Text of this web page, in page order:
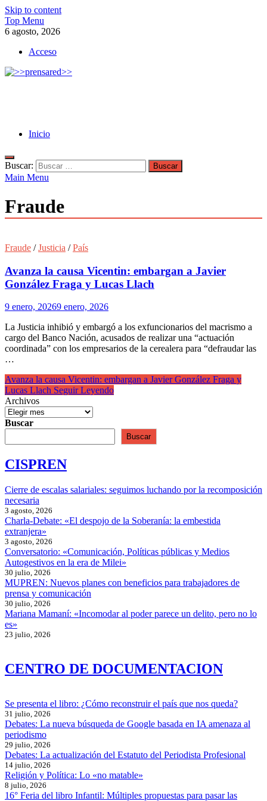
Skip to content
Top Menu
6 agosto, 2026
Acceso
Inicio
Buscar:
Main Menu
Fraude
Fraude /Justicia /País
Avanza la causa Vicentin: embargan a Javier
González Fraga y Lucas Llach
9 enero, 20269 enero, 2026
La Justicia inhibió y embargó a los exfuncionarios del macrismo a
cargo del Banco Nación, acusados de realizar una “actuación
coordinada” con los empresarios de la cerealera para “defraudar las
…
Avanza la causa Vicentin: embargan a Javier González Fraga y
Lucas Llach Seguir Leyendo
Archivos
Buscar
Buscar
CISPREN
Cierre de escalas salariales: seguimos luchando por la recomposición
necesaria
3 agosto, 2026
Charla-Debate: «El despojo de la Soberanía: la embestida
extranjera»
3 agosto, 2026
Conversatorio: «Comunicación, Políticas públicas y Medios
Autogestivos en la era de Milei»
30 julio, 2026
MUPREN: Nuevos planes con beneficios para trabajadores de
prensa y comunicación
30 julio, 2026
Mariana Mamaní: «Incomodar al poder parece un delito, pero no lo
es»
23 julio, 2026
CENTRO DE DOCUMENTACION
Se presenta el libro: ¿Cómo reconstruir el país que nos queda?
31 julio, 2026
Debates: La nueva búsqueda de Google basada en IA amenaza al
periodismo
29 julio, 2026
Debates: La actualización del Estatuto del Periodista Profesional
14 julio, 2026
Religión y Política: Lo «no matable»
8 julio, 2026
16° Feria del libro Infantil: Múltiples propuestas para pasar las